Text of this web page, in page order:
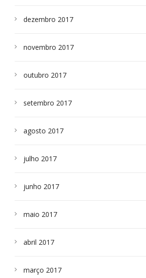
dezembro 2017
novembro 2017
outubro 2017
setembro 2017
agosto 2017
julho 2017
junho 2017
maio 2017
abril 2017
março 2017